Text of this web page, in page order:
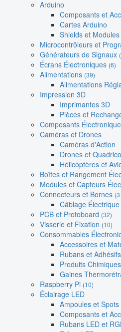
Arduino
Composants et
Cartes Arduino
Shields et
Microcontrôleurs et
Générateurs de Signaux
Écrans Électroniques (6)
Alimentations (39)
Alimentations
Impression 3D
Imprimantes 3D
Pièces et
Composants
Caméras et Drones
Caméras d'Action
Drones et
Hélicoptères et
Boîtes et Rangement
Modules et Capteurs
Connecteurs et Bornes
Câblage Électrique
PCB et Protoboard (32)
Visserie et Fixation (10)
Consommables
Accessoires et
Rubans et Adhésifs
Produits
Gaines
Raspberry Pi (10)
Éclairage LED
Ampoules et Spots
Composants et
Rubans LED et